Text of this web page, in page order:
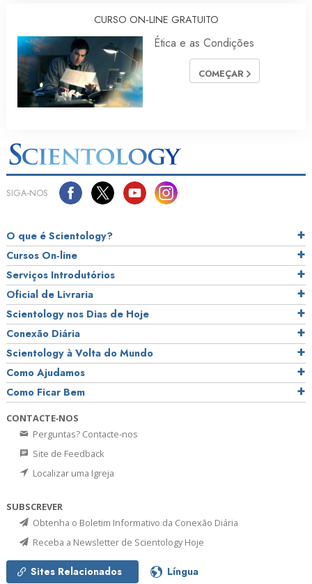
CURSO ON‑LINE GRATUITO
Ética e as Condições
COMEÇAR
SIGA‑NOS
O que é Scientology?
Cursos On‑line
Serviços Introdutórios
Oficial de Livraria
Scientology nos Dias de Hoje
Conexão Diária
Scientology à Volta do Mundo
Como Ajudamos
Como Ficar Bem
CONTACTE‑NOS
Perguntas? Contacte‑nos
Site de Feedback
Localizar uma Igreja
SUBSCREVER
Obtenha o Boletim Informativo da Conexão Diária
Receba a Newsletter de Scientology Hoje
Sites Relacionados Língua